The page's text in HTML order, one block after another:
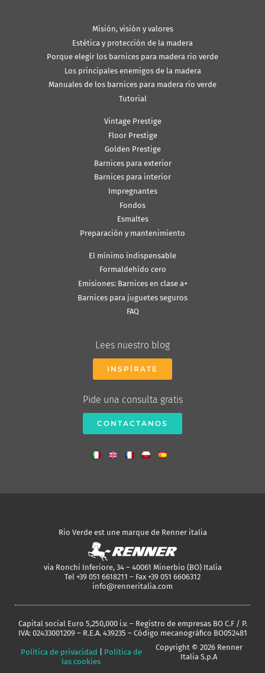
Misión, visión y valores
Estética y protección de la madera
Porque elegir los barnices para madera rio verde
Los principales enemigos de la madera
Manuales de los barnices para madera rio verde
Tutorial
Vintage Prestige
Floor Prestige
Golden Prestige
Barnices para exterior
Barnices para interior
Impregnantes
Fondos
Esmaltes
Preparación y mantenimiento
El mínimo indispensable
Formaldehído cero
Emisiones: Barnices en clase a+
Barnices para juguetes seguros
FAQ
Lees nuestro blog
INSPÍRATE
Pide una consulta gratis
CONTACTANOS
Rio Verde est une marque de Renner italia
via Ronchi Inferiore, 34 – 40061 Minerbio (BO) Italia
Tel +39 051 6618211 – Fax +39 051 6606312
info@renneritalia.com
Capital social Euro 5,250,000 i.v. – Registro de empresas BO C.F / P.
IVA: 02433001209 – R.E.A. 439235 – Código mecanográfico BO052481
Política de privacidad
Política de
las cookies
Copyright © 2026 Renner
Italia S.p.A